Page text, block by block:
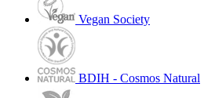
Vegan Society
BDIH - Cosmos Natural